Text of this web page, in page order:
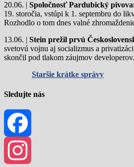
20.06. | Spoločnosť Pardubický
19. storočia, vstúpi k 1. septembru do
Rozhodlo o tom dnes valné
13.06. | Stein prežil prvú
svetovú vojnu aj socializmus a
skončil pod tlakom záujmov
Staršie krátke správy
Sledujte nás
Facebook